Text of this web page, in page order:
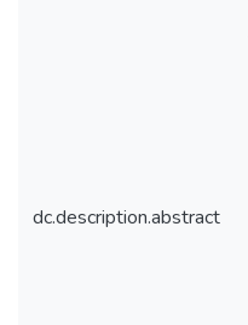
dc.description.abstract